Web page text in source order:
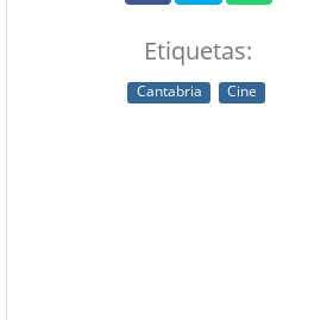
Etiquetas:
Cantabria Cine